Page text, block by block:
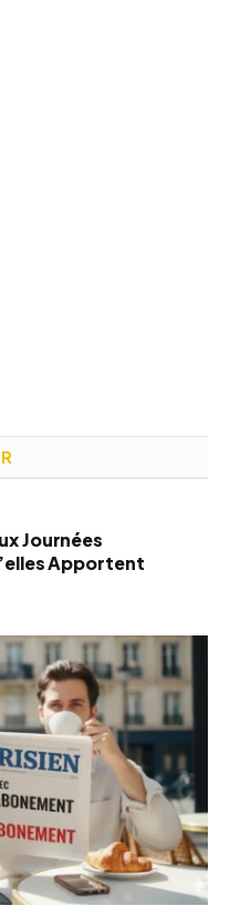
Journées
Apportent